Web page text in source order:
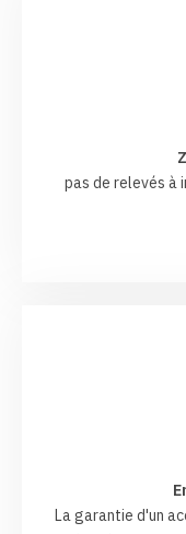
pas de relevés à
La garantie d'un